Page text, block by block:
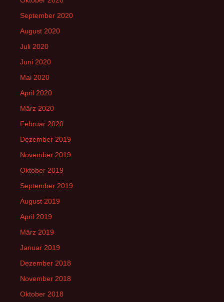
September 2020
August 2020
Juli 2020
Juni 2020
Mai 2020
April 2020
März 2020
Februar 2020
Dezember 2019
November 2019
Oktober 2019
September 2019
August 2019
April 2019
März 2019
Januar 2019
Dezember 2018
November 2018
Oktober 2018